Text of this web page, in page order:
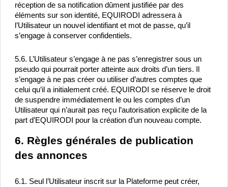
réception de sa notification dûment justifiée par des
éléments sur son identité, EQUIRODI adressera à
l’Utilisateur un nouvel identifiant et mot de passe, qu’il
s’engage à conserver confidentiels.
5.6. L’Utilisateur s’engage à ne pas s’enregistrer sous un
pseudo qui pourrait porter atteinte aux droits d’un tiers. Il
s’engage à ne pas créer ou utiliser d’autres comptes que
celui qu’il a initialement créé. EQUIRODI se réserve le droit
de suspendre immédiatement le ou les comptes d’un
Utilisateur qui n’aurait pas reçu l’autorisation explicite de la
part d’EQUIRODI pour la création d’un nouveau compte.
6. Règles générales de publication
des annonces
6.1. Seul l’Utilisateur inscrit sur la Plateforme peut créer,